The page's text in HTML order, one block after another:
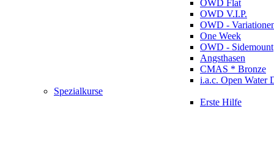
OWD Flat
OWD V.I.P.
OWD -
One Week
OWD - Sidemount
Angsthasen
CMAS * Bronze
i.a.c. Open Water
Spezialkurse
Erste Hilfe